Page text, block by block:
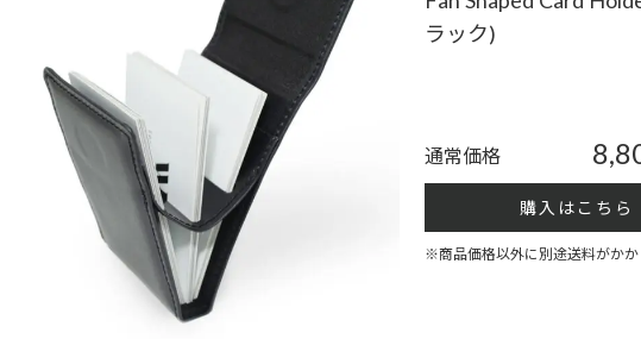
ラック)
通常価格
購入はこちら
※商品価格以外に別途送料がかか